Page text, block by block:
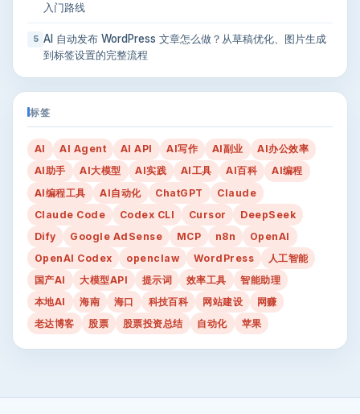
入门路线
5 AI 自动发布 WordPress 文章怎么做？从草稿优化、图片生成
到标签设置的完整流程
标签
AI AI Agent AI API AI写作 AI副业
AI办公效率
AI助手
AI大模型 AI实践 AI工具 AI百科
AI编程
AI编程工具
AI自动化 ChatGPT
Claude
Claude Code
Codex CLI Cursor
DeepSeek
Dify
Google AdSense MCP n8n
OpenAI
OpenAI Codex
openclaw WordPress
人工智能
国产AI
大模型API 提示词 效率工具
智能助理
本地AI
海南 海口 科技百科 网站建设
网赚
老达博客
股票 股票投资总结 自动化 苹果